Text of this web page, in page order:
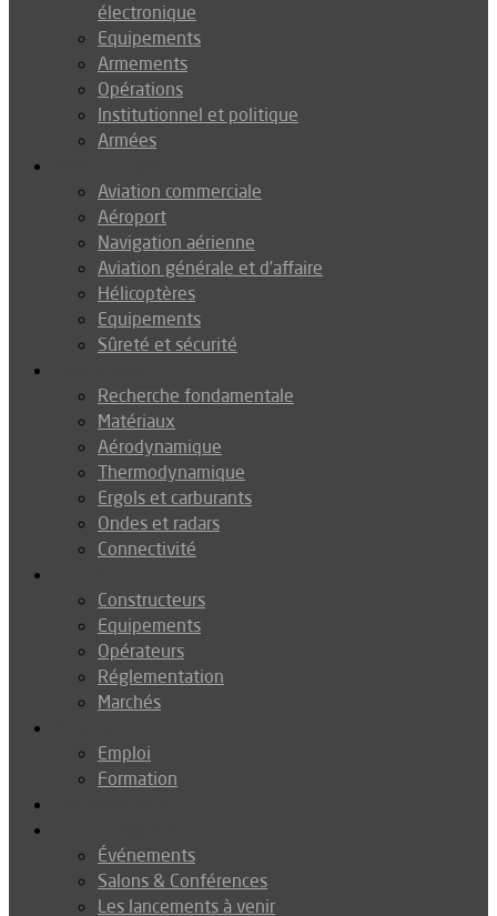
électronique
Equipements
Armements
Opérations
Institutionnel et politique
Armées
Aviation commerciale
Aéroport
Navigation aérienne
Aviation générale et d’affaire
Hélicoptères
Equipements
Sûreté et sécurité
Recherche fondamentale
Matériaux
Aérodynamique
Thermodynamique
Ergols et carburants
Ondes et radars
Connectivité
Constructeurs
Equipements
Opérateurs
Réglementation
Marchés
Emploi
Formation
Événements
Salons & Conférences
Les lancements à venir